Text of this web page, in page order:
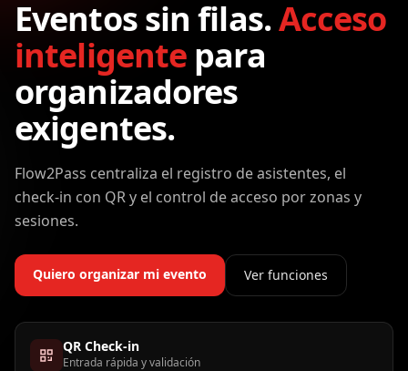
Eventos sin filas.Acceso
inteligente para
organizadores
exigentes.
Flow2Pass centraliza el registro de asistentes, el
check-in con QR y el control de acceso por zonas y
sesiones.
Quiero organizar mi evento Ver funciones
QR Check-in
Entrada rápida y validación